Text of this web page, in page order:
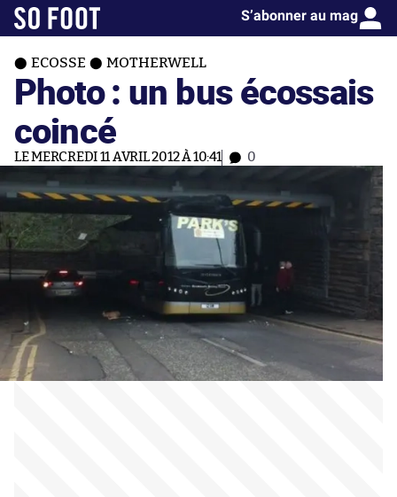
S’abonner au mag
ECOSSE MOTHERWELL
Photo : un bus écossais
coincé
LE MERCREDI 11 AVRIL 2012 À 10:41 0